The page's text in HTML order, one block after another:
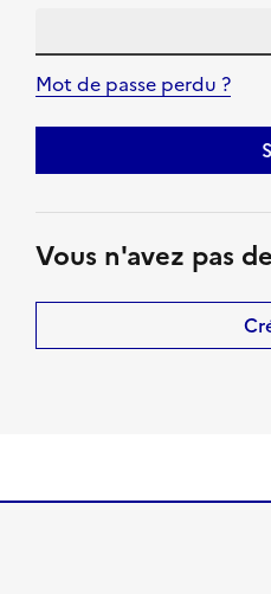
Mot de passe perdu ?
Vous n'avez pas